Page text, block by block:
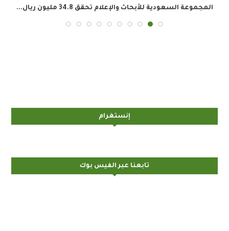
المجموعة السعودية للأبحاث والإعلام تحقق 34.8 مليون ريال...
إنستغرام
تابعنا عبر الفيس بوك